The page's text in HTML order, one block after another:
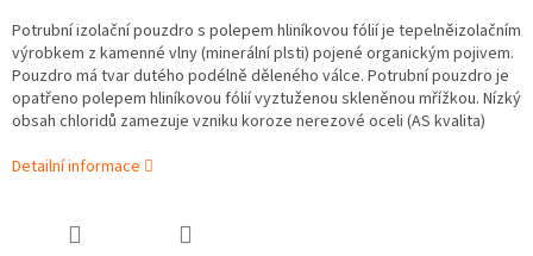
Potrubní izolační pouzdro s polepem hliníkovou fólií je tepelněizolačním
výrobkem z kamenné vlny (minerální plsti) pojené organickým pojivem.
Pouzdro má tvar dutého podélně děleného válce. Potrubní pouzdro je
opatřeno polepem hliníkovou fólií vyztuženou skleněnou mřížkou. Nízký
obsah chloridů zamezuje vzniku koroze nerezové oceli (AS kvalita)
Detailní informace